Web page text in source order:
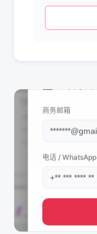
商务邮箱
电话 / WhatsApp